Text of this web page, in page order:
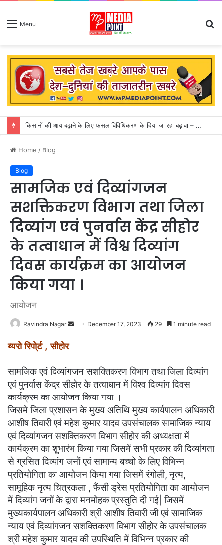
Menu
कुदरत का कहर: आकाशीय बिजली गिरने से 14 लोगों की मौत, मां के शव से लिपटकर बिलखते रहे तीन मासूम
Home / Blog
Blog
सामजिक एवं दिव्यांगजन
सशक्तिकरण विभाग तथा जिला
दिव्यांग एवं पुनर्वास केंद्र सीहोर
के तत्वाधान में विश्व दिव्यांग
दिवस कार्यक्रम का आयोजन
किया गया ।
आयोजन
Ravindra Nagar
a
n
e
m
a
December 17, 2023 29 1 minute read
ब्यरो रिपो्र्ट , सीहोर
सामजिक एवं दिव्यांगजन सशक्तिकरण विभाग तथा जिला दिव्यांग
एवं पुनर्वास केंद्र सीहोर के तत्वाधान में विश्व दिव्यांग दिवस
कार्यक्रम का आयोजन किया गया ।
जिसमे जिला प्रशासन के मुख्य अतिथि मुख्य कार्यपालन अधिकारी
आशीष तिवारी एवं महेश कुमार यादव उपसंचालक सामाजिक न्याय
एवं दिव्यांगजन सशक्तिकरण विभाग सीहोर की अध्यक्षता में
कार्यक्रम का शुभारंभ किया गया जिसमें सभी प्रकार की दिव्यांगता
से ग्रसित दिव्यांग जनों एवं सामान्य बच्चो के लिए विभिन्न
प्रतियोगिता का आयोजन किया गया जिसमें रंगोली, नृत्य,
सामूहिक नृत्य चित्रकला , फैंसी ड्रेस प्रतियोगिता का आयोजन
में दिव्यांग जनों के द्वारा मनमोहक प्रस्तुति दी गई| जिसमें
मुख्यकार्यपालन अधिकारी श्री आशीष तिवारी जी एवं सामाजिक
न्याय एवं दिव्यांगजन सशक्तिकरण विभाग सीहोर के उपसंचालक
श्री महेश कुमार यादव की उपस्थिति में विभिन्न प्रकार की